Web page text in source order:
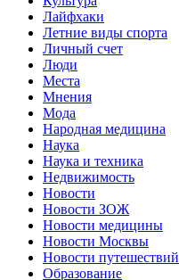
Лайфхаки
Летние виды спорта
Личный счет
Люди
Места
Мнения
Мода
Народная медицина
Наука
Наука и техника
Недвижимость
Новости
Новости ЗОЖ
Новости медицины
Новости Москвы
Новости путешествий
Образование